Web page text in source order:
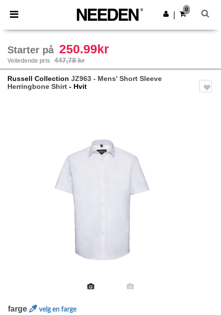
× Needen-app
Bedre priser i appen!
Last ned app
0
Starter på 250.99kr
Veiledende pris 447,78 kr
Russell Collection JZ963 - Mens' Short Sleeve
Herringbone Shirt - Hvit
farge velg en farge